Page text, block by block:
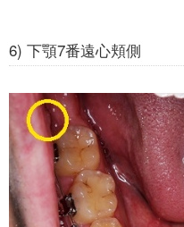
6) 下顎7番遠心頬側